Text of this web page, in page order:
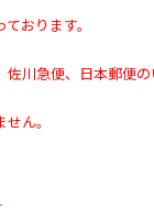
おります。
川急便、日本郵便の
ん。